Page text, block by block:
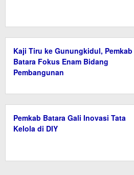
Kaji Tiru ke Gunungkidul, Pemkab
Batara Fokus Enam Bidang
Pembangunan
Pemkab Batara Gali Inovasi Tata
Kelola di DIY